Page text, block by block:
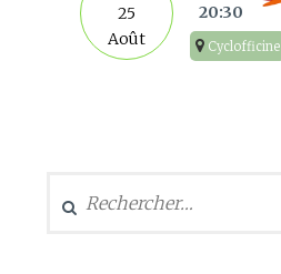
25
Août
20:30
Cyclofficine